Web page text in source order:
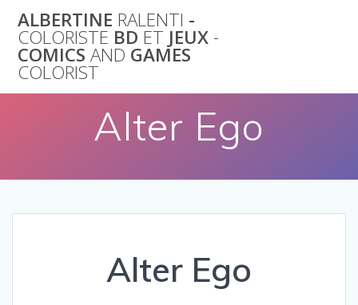
to
content
ALBERTINE RALENTI -
COLORISTE BD ET JEUX -
COMICS AND GAMES
COLORIST
Alter Ego
Alter Ego